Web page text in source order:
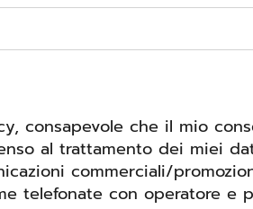
consapevole che il mio
al trattamento dei miei
commerciali/
telefonate con operatore